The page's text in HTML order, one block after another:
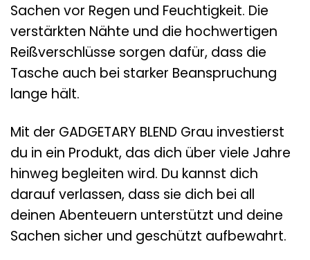
Sachen vor Regen und Feuchtigkeit. Die
verstärkten Nähte und die hochwertigen
Reißverschlüsse sorgen dafür, dass die
Tasche auch bei starker Beanspruchung
lange hält.
Mit der GADGETARY BLEND Grau investierst
du in ein Produkt, das dich über viele Jahre
hinweg begleiten wird. Du kannst dich
darauf verlassen, dass sie dich bei all
deinen Abenteuern unterstützt und deine
Sachen sicher und geschützt aufbewahrt.